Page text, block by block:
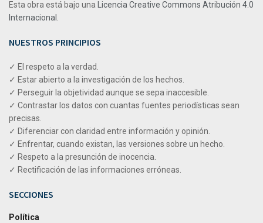
Esta obra está bajo una
Licencia Creative Commons Atribución 4.0
Internacional
NUESTROS PRINCIPIOS
✓ El respeto a la verdad.
✓ Estar abierto a la investigación de los hechos.
✓ Perseguir la objetividad aunque se sepa inaccesible.
✓ Contrastar los datos con cuantas fuentes periodísticas sean
precisas.
✓ Diferenciar con claridad entre información y opinión.
✓ Enfrentar, cuando existan, las versiones sobre un hecho.
✓ Respeto a la presunción de inocencia.
✓ Rectificación de las informaciones erróneas.
SECCIONES
Política